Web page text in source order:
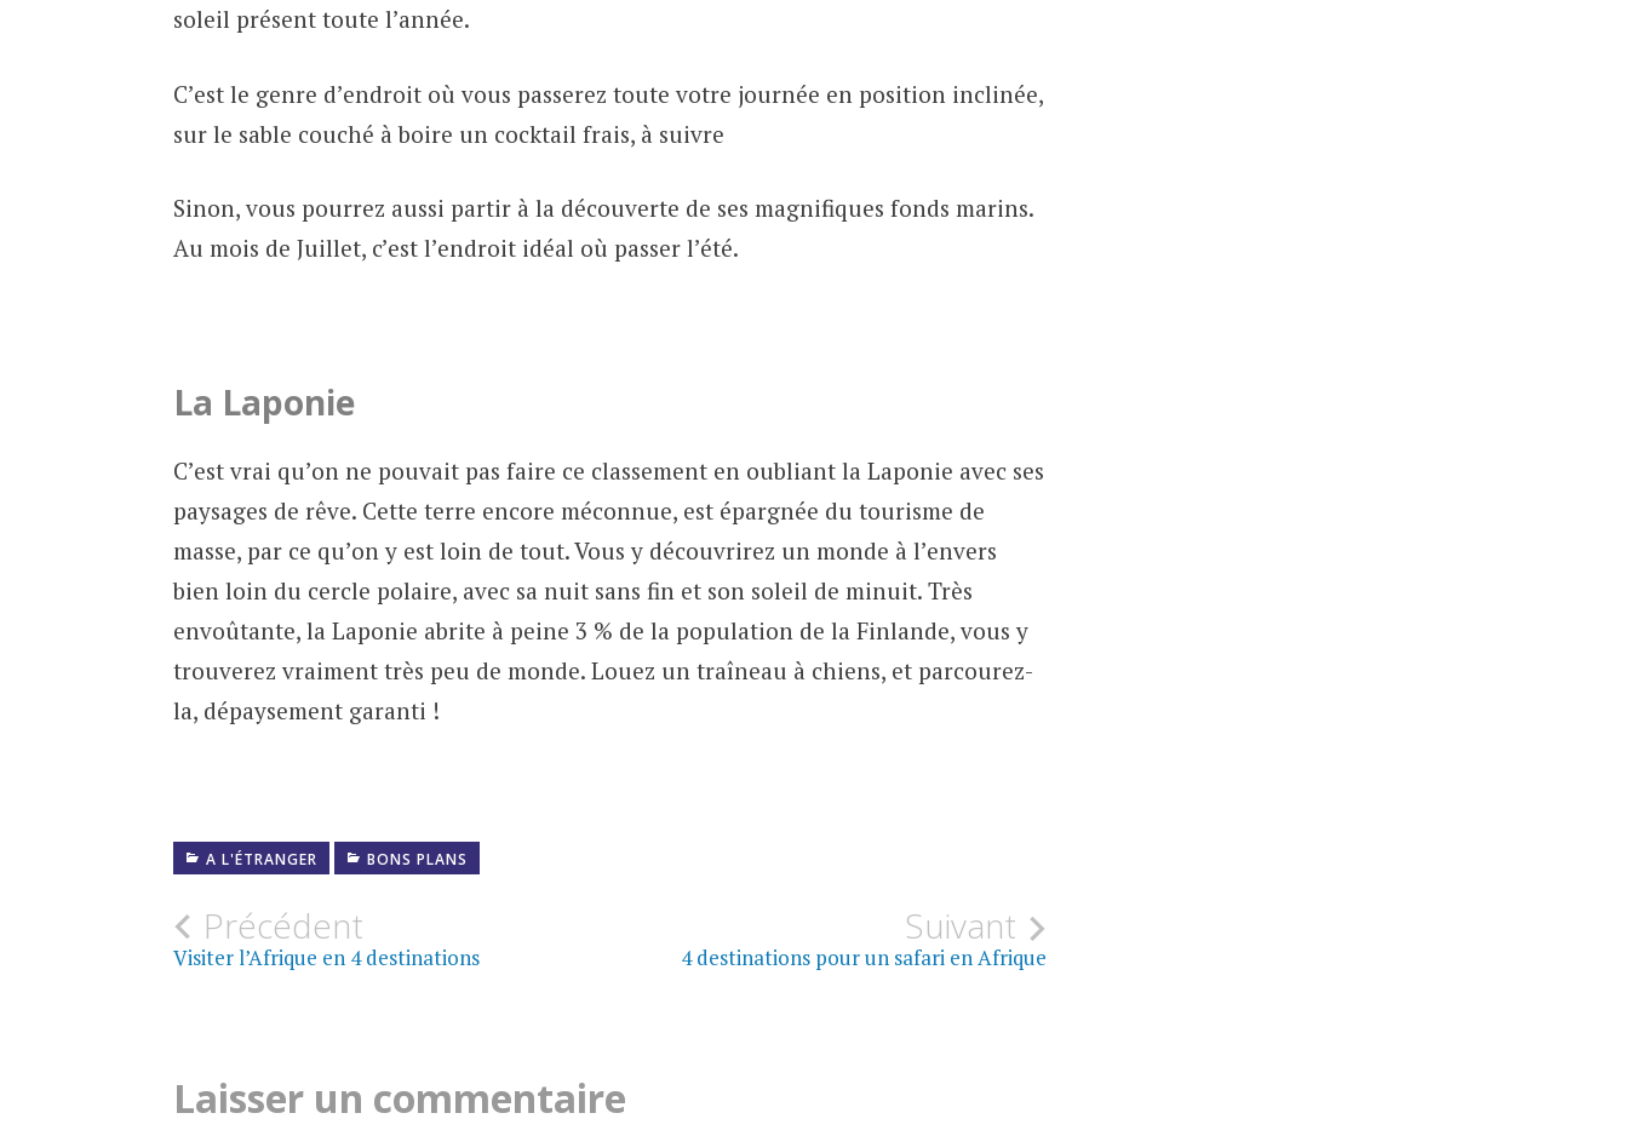
soleil présent toute l’année.
C’est le genre d’endroit où vous passerez toute votre journée en position inclinée,
sur le sable couché à boire un cocktail frais, à suivre
Sinon, vous pourrez aussi partir à la découverte de ses magnifiques fonds marins.
Au mois de Juillet, c’est l’endroit idéal où passer l’été.
La Laponie
C’est vrai qu’on ne pouvait pas faire ce classement en oubliant la Laponie avec ses
paysages de rêve. Cette terre encore méconnue, est épargnée du tourisme de
masse, par ce qu’on y est loin de tout. Vous y découvrirez un monde à l’envers
bien loin du cercle polaire, avec sa nuit sans fin et son soleil de minuit. Très
envoûtante, la Laponie abrite à peine 3 % de la population de la Finlande, vous y
trouverez vraiment très peu de monde. Louez un traîneau à chiens, et parcourez-
la, dépaysement garanti !
A L'ÉTRANGER BONS PLANS
Navigation
Précédent
Visiter l’Afrique en 4 destinations
Suivant
4 destinations pour un safari en Afrique
Laisser un commentaire